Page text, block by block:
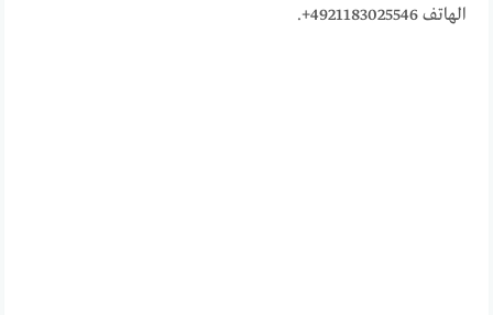
الهاتف 4921183025546+.